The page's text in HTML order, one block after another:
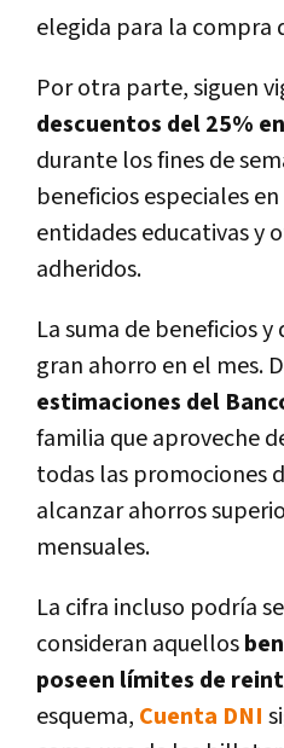
elegida para la compra
Por otra parte, siguen
descuentos del 25% en
durante los fines de
beneficios especiales en
entidades educativas y
adheridos.
La suma de beneficios
gran ahorro en el mes.
estimaciones del
familia que aproveche
todas las promociones
alcanzarahorros
mensuales.
La cifra incluso podría
consideran aquellos
poseen límites de
esquema, Cuenta DNI